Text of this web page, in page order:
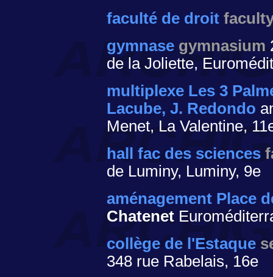
faculté de droit
gymnase gymnasium
de la Joliette,
multiplexe Les 3
Lacube, J. Redondo
Menet, La Valentine,
hall fac des sciences
de Luminy, Luminy, 9e
aménagement Place
Chatenet
collège de l'Estaque
348 rue Rabelais, 16e